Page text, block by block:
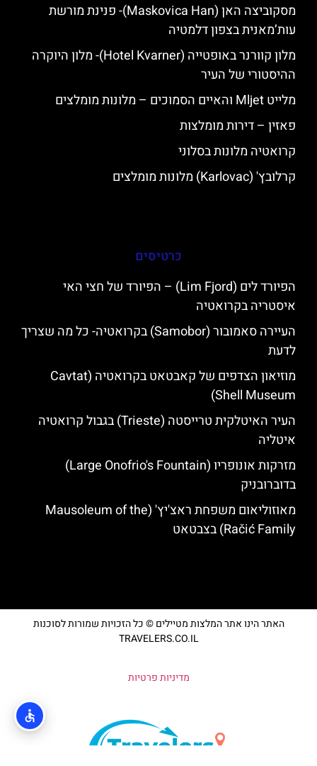
מסקוביצה האן (Maskovica Han)- פנינת מורשת
עות’מאנית בצפון דלמטיה
מלון קוורנר באופטייה (Hotel Kvarner)- מלון היוקרה
ההיסטורי של העיר
מלייט Mljet והאיים הסמוכים – מלונות מומלצים
פאזין – דירות מומלצות
קרואטיה מלונות בסלוני
קרלובץ' (Karlovac) מלונות מומלצים
כרטיסים
הפיורד לים (Lim Fjord) – הפיורד של חצי האי
איסטריה בקרואטיה
העיירה סאמובור (Samobor) בקרואטיה- כל מה שצריך
לדעת
מוזיאון הצדפים של קאבטאט בקרואטיה (Cavtat
Shell Museum)
העיר האיטלקית טרייסטה (Trieste) בגבול קרואטיה
איטליה
מזרקות אונופריו (Large Onofrio's Fountain)
בדוברובניק
מאוזוליאום משפחת ראצ'יץ' (Mausoleum of the
Račić Family) בצבטאט
האתר הינו אתר המלצות מטיילים © כל הזכויות שמורות לסוכנות
TRAVELERS.CO.IL
מדיניות פרטיות